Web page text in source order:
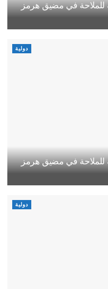
للملاحة في مضيق هرمز
دولية
للملاحة في مضيق هرمز
دولية